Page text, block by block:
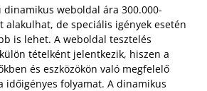
dinamikus weboldal ára 300.000-
alakulhat, de speciális igények esetén
is lehet. A weboldal tesztelés
tételként jelentkezik, hiszen a
és eszközökön való megfelelő
időigényes folyamat. A dinamikus